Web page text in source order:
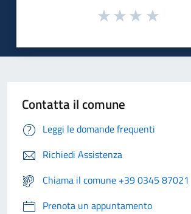
Contatta il comune
Leggi le domande frequenti
Richiedi Assistenza
Chiama il comune +39 0345 87021
Prenota un appuntamento